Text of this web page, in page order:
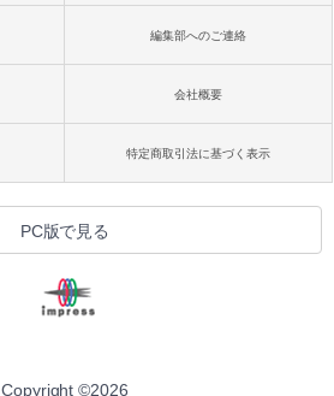
編集部へのご連絡
会社概要
特定商取引法に基づく表示
PC版で見る
Copyright ©2026